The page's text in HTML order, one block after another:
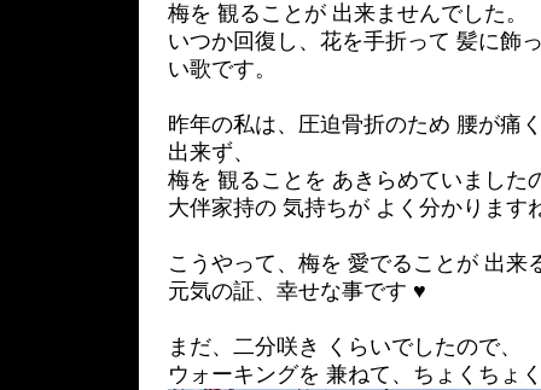
梅を 観ることが 出来ませんでした。
いつか回復し、花を手折って 髪に飾
い歌です。
昨年の私は、圧迫骨折のため 腰が痛
出来ず、
梅を 観ることを あきらめていました
大伴家持の 気持ちが よく分かります
こうやって、梅を 愛でることが 出来
元気の証、幸せな事です ♥
まだ、二分咲き くらいでしたので、
ウォーキングを 兼ねて、ちょくちょ